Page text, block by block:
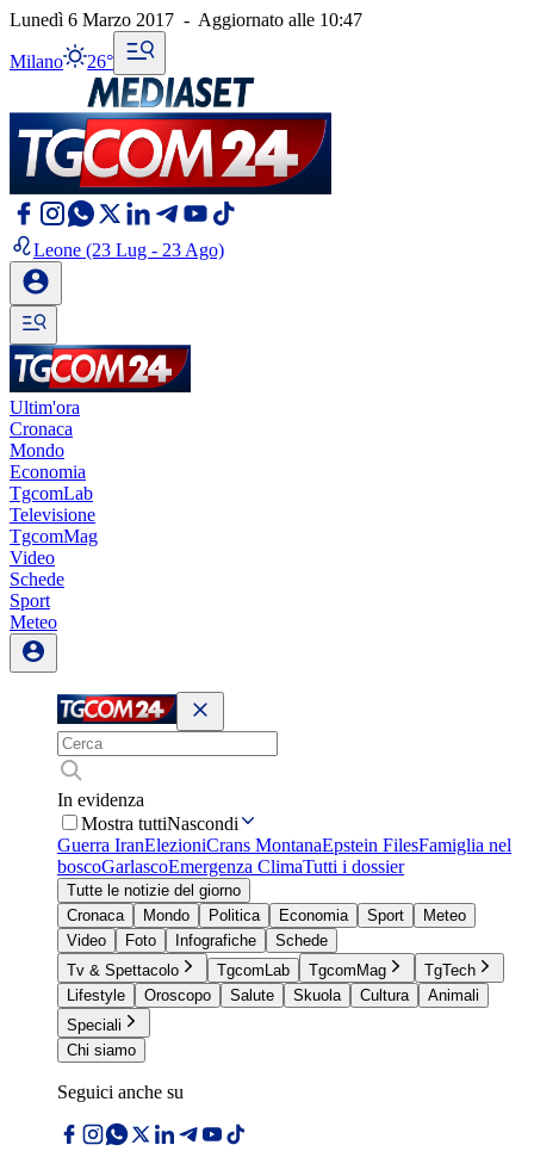
Lunedì 6 Marzo 2017 - Aggiornato alle 10:47
Milano 26°
Leone (23 Lug - 23 Ago)
Ultim'ora
Cronaca
Mondo
Economia
TgcomLab
Televisione
TgcomMag
Video
Schede
Sport
Meteo
In evidenza
Mostra tuttiNascondi
Guerra IranElezioniCrans MontanaEpstein FilesFamiglia nel
boscoGarlascoEmergenza ClimaTutti i dossier
Tutte le notizie del giorno
Cronaca
Mondo Politica Economia Sport
Meteo
Video
Foto Infografiche
Schede
Tv & Spettacolo
TgcomLab TgcomMag
TgTech
Lifestyle
Oroscopo Salute Skuola Cultura
Animali
Speciali
Chi siamo
Seguici anche su